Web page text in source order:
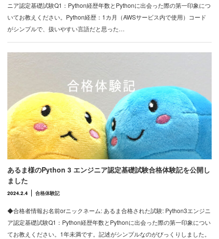
ニア認定基礎試験Q1：Python経歴年数とPythonに出会った際の第一印象につ
いてお教えください。Python経歴：1カ月（AWSサービス内で使用）コード
がシンプルで、扱いやすい言語だと思った…
あるま様のPython 3 エンジニア認定基礎試験合格体験記を公開し
ました
2024.2.4 合格体験記
◆合格者情報お名前orニックネーム: あるま合格された試験: Python3エンジニ
ア認定基礎試験Q1：Python経歴年数とPythonに出会った際の第一印象につい
てお教えください。1年未満です。記述がシンプルなのがびっくりしました。